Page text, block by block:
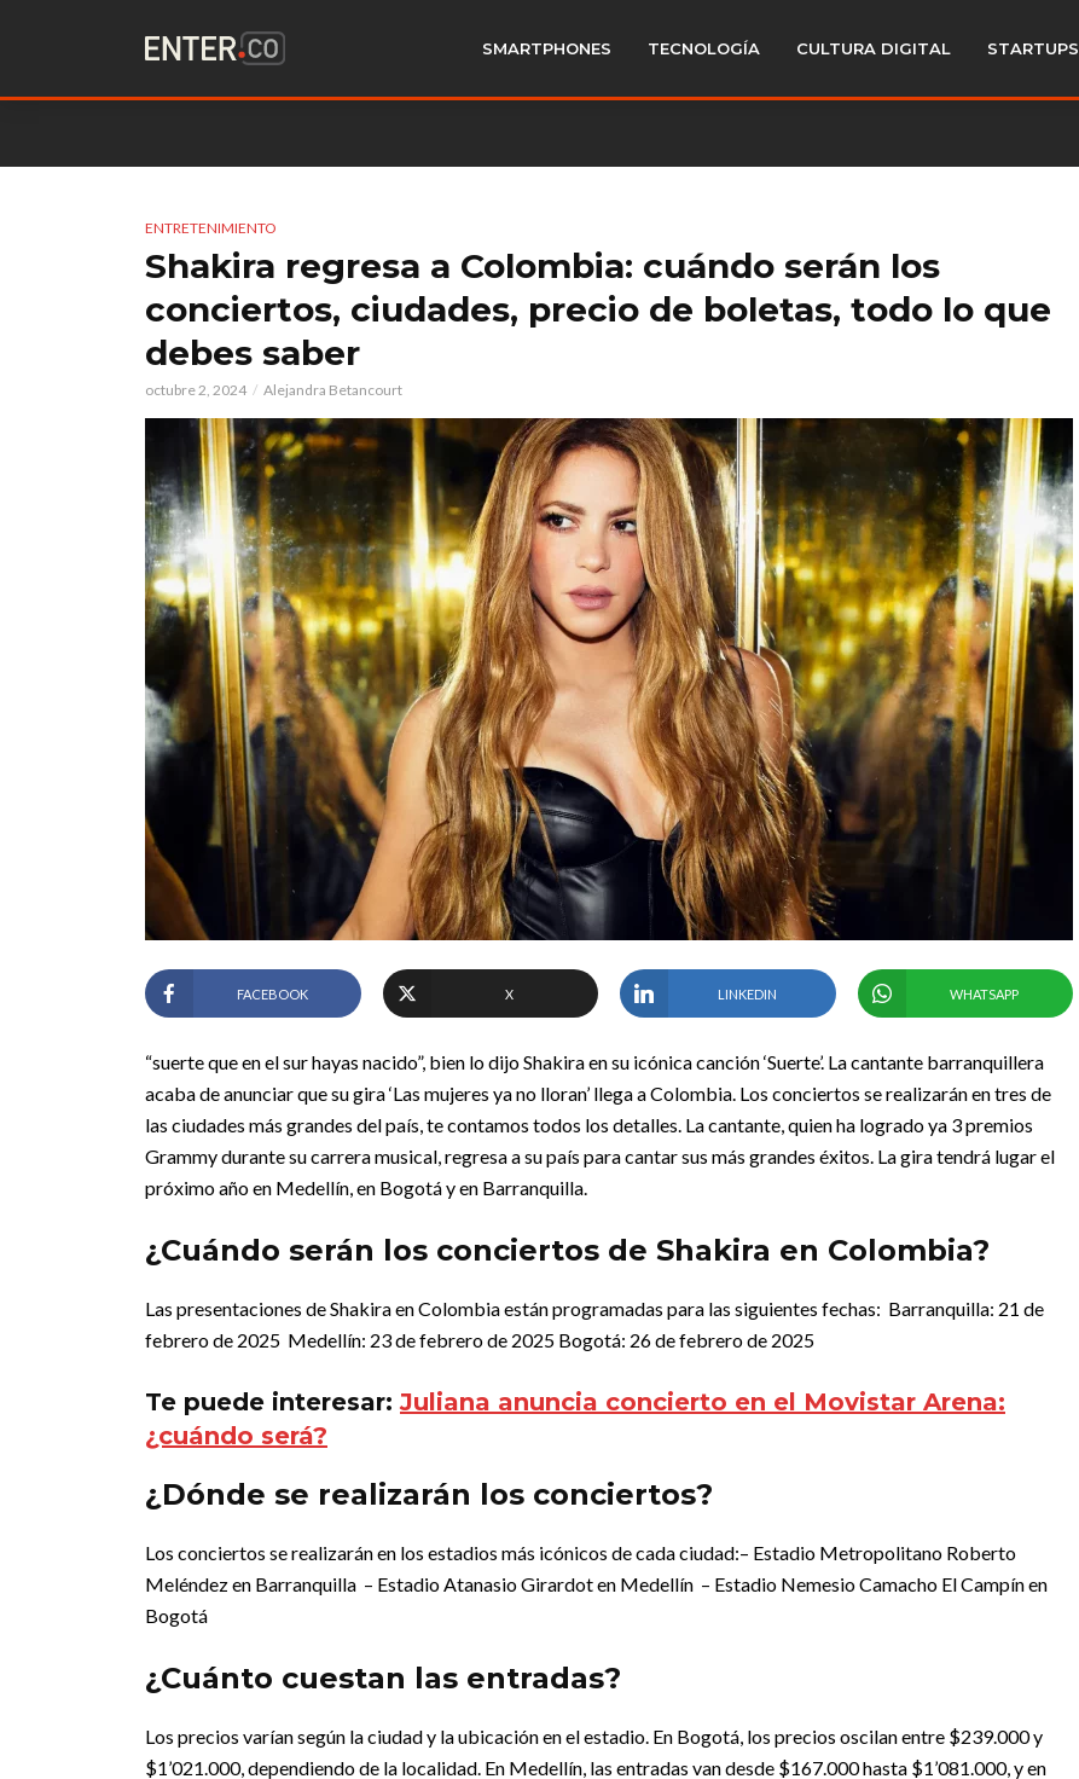
SMARTPHONES TECNOLOGÍA CULTURA DIGITAL STARTUPS
ENTRETENIMIENTO
Shakira regresa a Colombia: cuándo serán los
conciertos, ciudades, precio de boletas, todo lo que
debes saber
octubre 2, 2024 Alejandra Betancourt
FACEBOOK X LINKEDIN WHATSAPP
“suerte que en el sur hayas nacido”, bien lo dijo Shakira en su icónica canción ‘Suerte’. La cantante barranquillera
acaba de anunciar que su gira ‘Las mujeres ya no lloran’ llega a Colombia. Los conciertos se realizarán en tres de
las ciudades más grandes del país, te contamos todos los detalles. La cantante, quien ha logrado ya 3 premios
Grammy durante su carrera musical, regresa a su país para cantar sus más grandes éxitos. La gira tendrá lugar el
próximo año en Medellín, en Bogotá y en Barranquilla.
¿Cuándo serán los conciertos de Shakira en Colombia?
Las presentaciones de Shakira en Colombia están programadas para las siguientes fechas: Barranquilla: 21 de
febrero de 2025 Medellín: 23 de febrero de 2025 Bogotá: 26 de febrero de 2025
Te puede interesar:Juliana anuncia concierto en el Movistar Arena:
¿cuándo será?
¿Dónde se realizarán los conciertos?
Los conciertos se realizarán en los estadios más icónicos de cada ciudad:– Estadio Metropolitano Roberto
Meléndez en Barranquilla – Estadio Atanasio Girardot en Medellín – Estadio Nemesio Camacho El Campín en
Bogotá
¿Cuánto cuestan las entradas?
Los precios varían según la ciudad y la ubicación en el estadio. En Bogotá, los precios oscilan entre $239.000 y
$1’021.000, dependiendo de la localidad. En Medellín, las entradas van desde $167.000 hasta $1’081.000, y en